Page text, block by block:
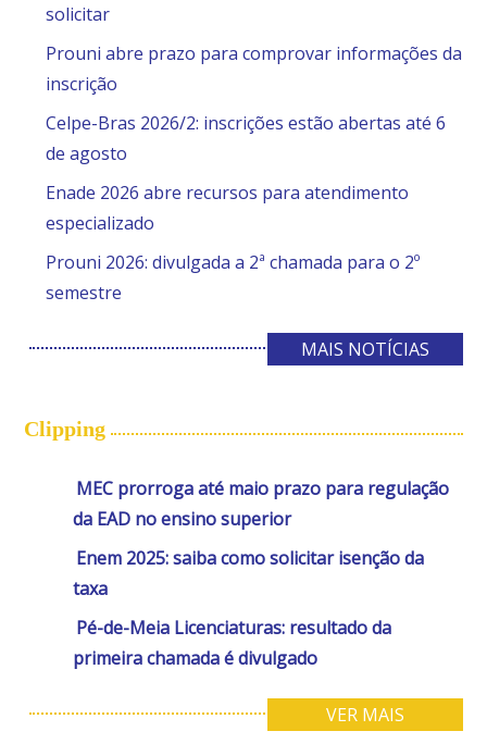
solicitar
Prouni abre prazo para comprovar informações da
inscrição
Celpe-Bras 2026/2: inscrições estão abertas até 6
de agosto
Enade 2026 abre recursos para atendimento
especializado
Prouni 2026: divulgada a 2ª chamada para o 2º
semestre
MAIS NOTÍCIAS
Clipping
MEC prorroga até maio prazo para regulação
da EAD no ensino superior
Enem 2025: saiba como solicitar isenção da
taxa
Pé-de-Meia Licenciaturas: resultado da
primeira chamada é divulgado
VER MAIS